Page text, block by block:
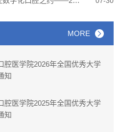
MORE
腔医学院2026年全国优秀大学
知
腔医学院2025年全国优秀大学
知